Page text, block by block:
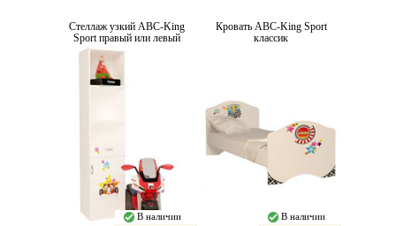
Стеллаж узкий ABC-King
Sport правый или левый
В наличии
Кровать ABC-King Sport
классик
В наличии